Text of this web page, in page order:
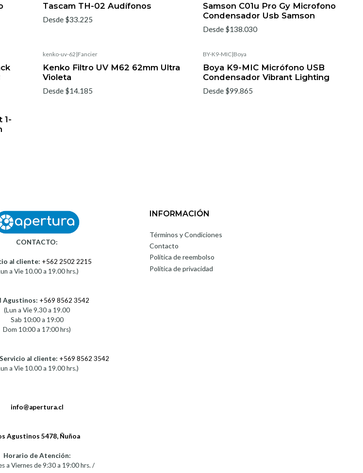
Tascam TH-02 Audífonos
Desde $33.225
Samson C01u Pro Gy Microfono
Condensador Usb Samson
Desde $138.030
kenko-uv-62 |Fancier
Kenko Filtro UV M62 62mm Ultra
Violeta
Desde $14.185
BY-K9-MIC|Boya
Boya K9-MIC Micrófono USB
Condensador Vibrant Lighting
Desde $99.865
1-
CONTACTO:
al cliente: +562 2502 2215
a Vie 10.00 a 19.00 hrs.)
Agustinos: +569 8562 3542
(Lun a Vie 9.30 a 19.00
Sab 10:00 a 19:00
Dom 10:00 a 17:00 hrs)
al cliente: +569 8562 3542
a Vie 10.00 a 19.00 hrs.)
info@apertura.cl
Agustinos 5478, Ñuñoa
Horario de Atención:
a Viernes de 9:30 a 19:00 hrs. /
INFORMACIÓN
Términos y Condiciones
Contacto
Política de reembolso
Política de privacidad